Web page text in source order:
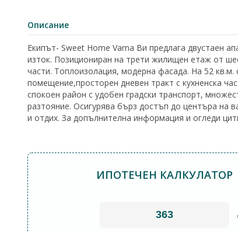
Описание
Екипът- Sweet Home Varna Ви предлага двустаен
изток. Позициониран на трети жилищен етаж от
части. Топлоизолация, модерна фасада. На 52
помещение,просторен дневен тракт с кухненска
спокоен район с удобен градски транспорт,
разтояние. Осигурява бърз достъп до центъра на
и отдих. За допълнителна информация и огледи
ИПОТЕЧЕН КАЛКУЛАТОР